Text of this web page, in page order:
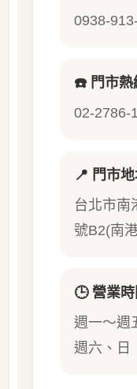
0938-
☎️ 門市熱
02-2786-
📍 門市
台北市南
號B2(南
🕒 營業時
週一～週
週六、日